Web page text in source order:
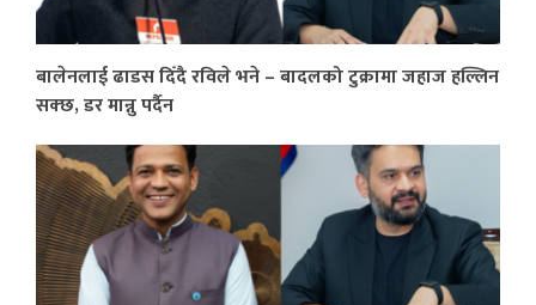
बालेनलाई ढाडस दिँदै रविले भने – बादलको टुक्रामा जहाज हल्लिन
सक्छ, डर मान्नु पर्दैन